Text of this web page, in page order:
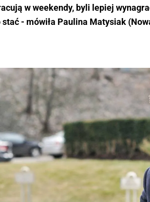
w weekendy, byli lepiej
stać - mówiła Paulina Matysiak